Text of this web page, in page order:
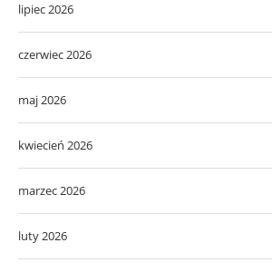
lipiec 2026
czerwiec 2026
maj 2026
kwiecień 2026
marzec 2026
luty 2026